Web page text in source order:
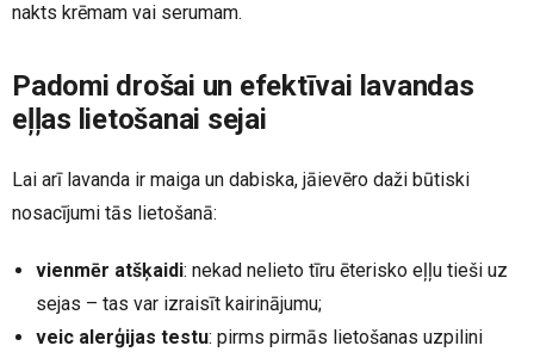
nakts krēmam vai serumam.
Padomi drošai un efektīvai lavandas
eļļas lietošanai sejai
Lai arī lavanda ir maiga un dabiska, jāievēro daži būtiski
nosacījumi tās lietošanā:
vienmēr atšķaidi: nekad nelieto tīru ēterisko eļļu tieši uz
sejas – tas var izraisīt kairinājumu;
veic alerģijas testu: pirms pirmās lietošanas uzpilini